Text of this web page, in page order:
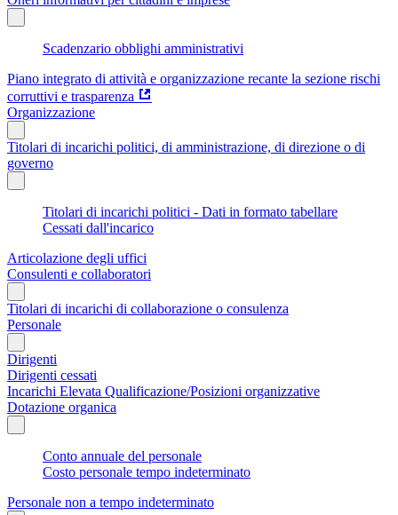
Scadenzario obblighi amministrativi
Piano integrato di attività e organizzazione recante la sezione rischi
corruttivi e trasparenza
Organizzazione
Titolari di incarichi politici, di amministrazione, di direzione o di
governo
Titolari di incarichi politici - Dati in formato tabellare
Cessati dall'incarico
Articolazione degli uffici
Consulenti e collaboratori
Titolari di incarichi di collaborazione o consulenza
Personale
Dirigenti
Dirigenti cessati
Incarichi Elevata Qualificazione/Posizioni organizzative
Dotazione organica
Conto annuale del personale
Costo personale tempo indeterminato
Personale non a tempo indeterminato